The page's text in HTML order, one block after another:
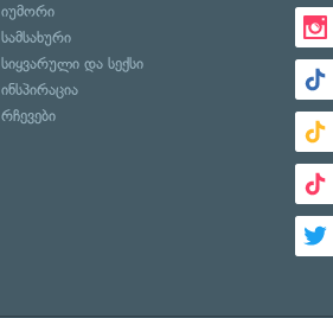
იუმორი
სამსახური
სიყვარული და სექსი
ინსპირაცია
რჩევები